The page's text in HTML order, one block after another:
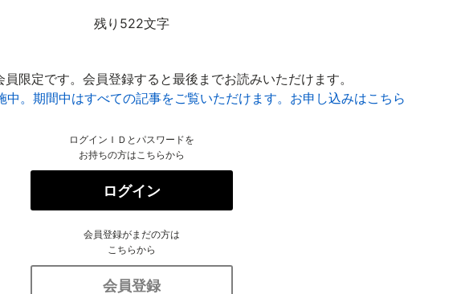
残り522文字
員限定です。会員登録すると最後までお読みいただけます。
中。期間中はすべての記事をご覧いただけます。お申し込みはこちら
ログインＩＤとパスワードを
お持ちの方はこちらから
ログイン
会員登録がまだの方は
こちらから
会員登録